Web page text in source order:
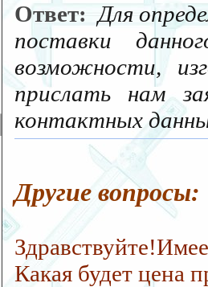
Ответ: Для
поставки
возможности,
прислать нам
контактных
Другие вопросы:
Какая будет цена